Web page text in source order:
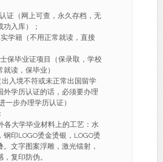
证（网上可查，永久存档，无
功入库）；
学籍（不用正常就读，直接
保毕业证项目（保录取，学校
读，保毕业）
入境不符或未正常出国留学
外学历认证的话，必须要办理
一步办理学历认证）
各大学毕业材料上的工艺：水
钢印LOGO烫金烫银，LOGO烫
。文字图案浮雕，激光镭射，
复印防伪。